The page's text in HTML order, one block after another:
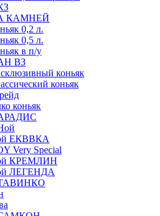
КАМНЕЙ
0,2 л.
0,5 л.
в п/у
ВЗ
коньяк
коньяк
коньяк
ЕКВВКА
Very Special
КРЕМЛИН
ЛЕГЕНДА
ТАВИНКО